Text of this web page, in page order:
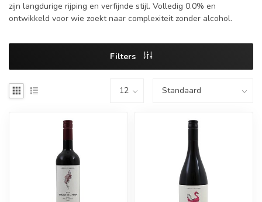
zijn langdurige rijping en verfijnde stijl. Volledig 0.0% en
ontwikkeld voor wie zoekt naar complexiteit zonder alcohol.
Filters